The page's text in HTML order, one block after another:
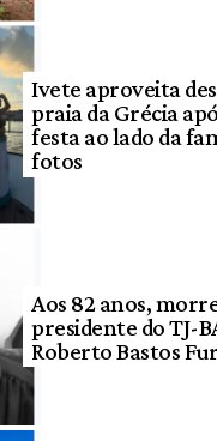
Ivete aproveita
praia da Grécia
festa ao lado da
fotos
Aos 82 anos,
presidente do TJ-
Roberto Bastos